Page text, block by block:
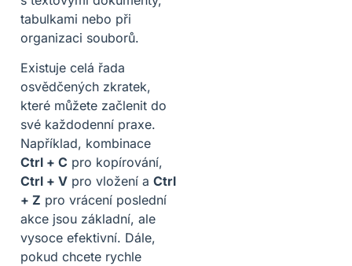
tabulkami nebo při
organizaci souborů.
Existuje celá řada
osvědčených zkratek,
které můžete začlenit do
své každodenní praxe.
Například, kombinace
Ctrl + C pro kopírování,
Ctrl + V pro vložení a Ctrl
+ Z pro vrácení poslední
akce jsou základní, ale
vysoce efektivní. Dále,
pokud chcete rychle